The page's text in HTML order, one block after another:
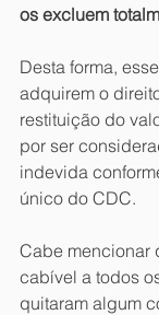
os excluem
Desta forma,
adquirem o
restituição do
por ser
indevida
único do CDC.
Cabe mencionar
cabível a todos
quitaram algum